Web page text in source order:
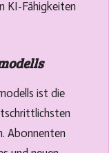
KI-Fähigkeiten
ist die
Abonnenten